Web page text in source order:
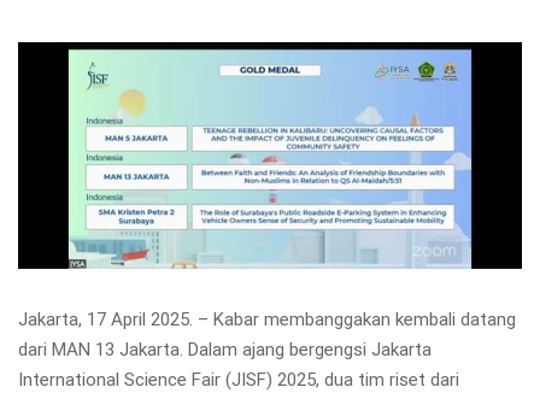
Jakarta, 17 April 2025. – Kabar membanggakan kembali datang
dari MAN 13 Jakarta. Dalam ajang bergengsi Jakarta
International Science Fair (JISF) 2025, dua tim riset dari